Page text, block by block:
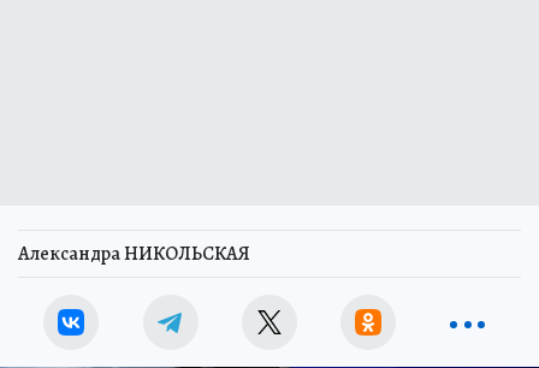
Александра НИКОЛЬСКАЯ